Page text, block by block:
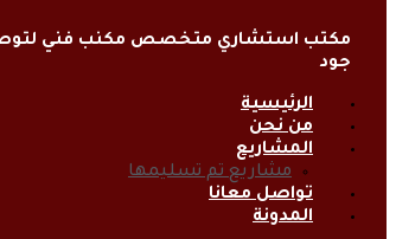
مكتب استشاري متخصص مكنب فني
جود
الرئيسية
من نحن
المشاريع
مشاريع تم تسليمها
تواصل معانا
المدونة